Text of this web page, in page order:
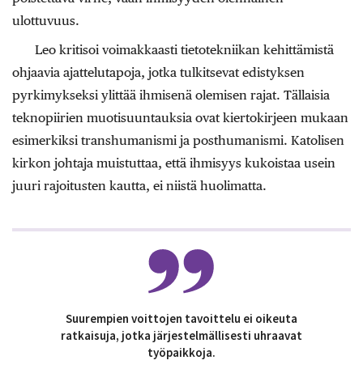
ulottuvuus.
Leo kritisoi voimakkaasti tietotekniikan kehittämistä
ohjaavia ajattelutapoja, jotka tulkitsevat edistyksen
pyrkimykseksi ylittää ihmisenä olemisen rajat. Tällaisia
teknopiirien muotisuuntauksia ovat kiertokirjeen mukaan
esimerkiksi transhumanismi ja posthumanismi. Katolisen
kirkon johtaja muistuttaa, että ihmisyys kukoistaa usein
juuri rajoitusten kautta, ei niistä huolimatta.
Suurempien voittojen tavoittelu ei oikeuta
ratkaisuja, jotka järjestelmällisesti uhraavat
työpaikkoja.